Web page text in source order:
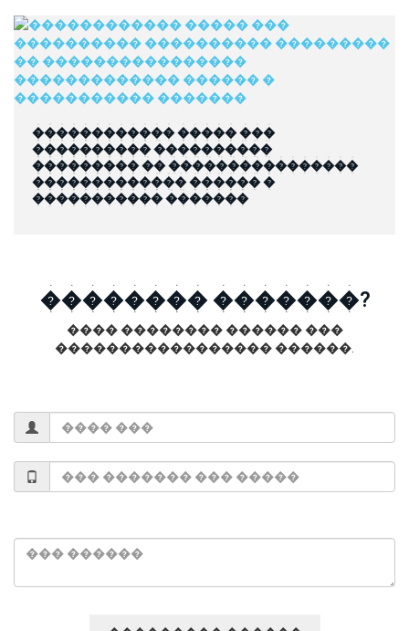
������������ ����� ���
���������� ����������
��������� �� ����������������
������������� ������ �
����������� �������
�������� �������?
���� �������� ������ ���
����������������� ������.